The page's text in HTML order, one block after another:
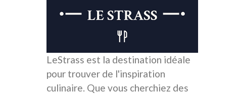
LeStrass est la destination idéale
pour trouver de l'inspiration
culinaire. Que vous cherchiez des